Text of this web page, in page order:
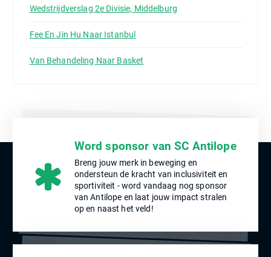
Wedstrijdverslag 2e Divisie, Middelburg
Fee En Jin Hu Naar Istanbul
Van Behandeling Naar Basket
Word sponsor van SC Antilope
Breng jouw merk in beweging en
ondersteun de kracht van inclusiviteit en
sportiviteit - word vandaag nog sponsor
van Antilope en laat jouw impact stralen
op en naast het veld!